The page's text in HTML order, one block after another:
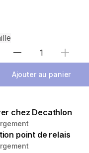
Sélectionnez
Ajouter au panier
chez Decathlon
point de relais